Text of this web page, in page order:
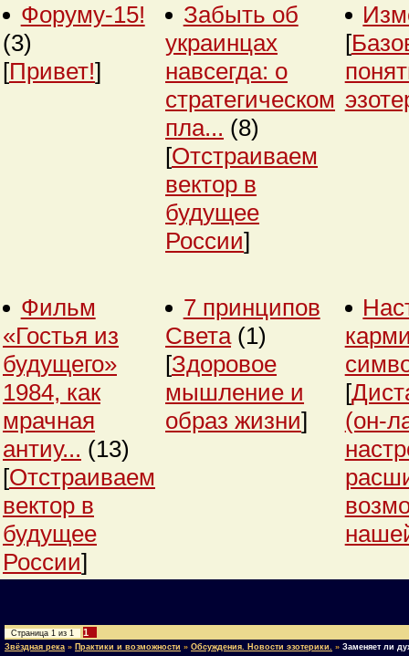
Форуму-15!
(3)
[Привет!]
Забыть об
украинцах
навсегда: о
стратегическом
пла... (8)
[Отстраиваем
вектор в
будущее
России]
[
Фильм
«Гостья из
будущего»
1984, как
мрачная
антиу... (13)
[Отстраиваем
вектор в
будущее
России]
7 принципов
Света (1)
[Здоровое
мышление и
образ жизни]
[
(он-
Страница 1 из 1 1
Звёздная река » Практики и возможности » Обсуждения. Новости эзотерики. » Заменяет ли